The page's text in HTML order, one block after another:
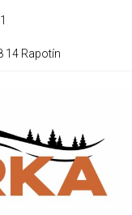
14 Rapotín